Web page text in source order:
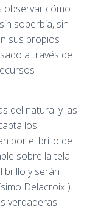
observar cómo
soberbia, sin
sus propios
a través de
del natural y las
los
por el brillo de
sobre la tela –
brillo y serán
Delacroix ).
verdaderas